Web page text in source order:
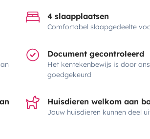
4 slaapplaatsen
Comfortabel slaapgedeelte
Document gecontroleerd
Het kentekenbewijs is door
goedgekeurd
Huisdieren welkom aan
Jouw huisdieren kunnen deel